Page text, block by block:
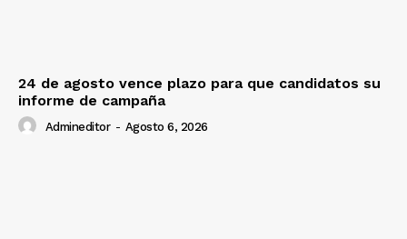
24 de agosto vence plazo para que candidatos su
informe de campaña
Admineditor - Agosto 6, 2026